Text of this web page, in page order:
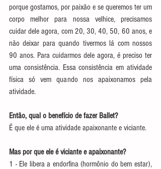
porque gostamos, por paixão e se queremos ter um
corpo melhor para nossa velhice, precisamos
cuidar dele agora, com 20, 30, 40, 50, 60 anos, e
não deixar para quando tivermos lá com nossos
90 anos. Para cuidarmos dele agora, é preciso ter
uma consistência. Essa consistência em atividade
física só vem quando nos apaixonamos pela
atividade.
Então, qual o benefício de fazer Ballet?
É que ele é uma atividade apaixonante e viciante.
Mas por que ele é viciante e apaixonante?
1 - Ele libera a endorfina (hormônio do bem estar),